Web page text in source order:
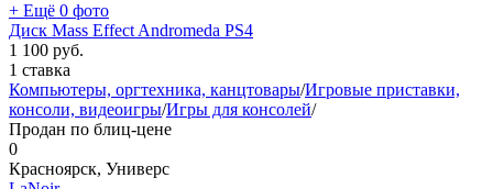
+ Ещё 0 фото
Диск Mass Effect Andromeda PS4
1 100 руб.
1 ставка
Компьютеры, оргтехника, канцтовары/Игровые приставки,
консоли, видеоигры/Игры для консолей/
Продан по блиц-цене
0
Красноярск, Универс